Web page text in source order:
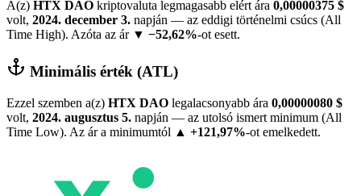
A(z) HTX DAO kriptovaluta legmagasabb elért ára 0,00000375 $
volt, 2024. december 3. napján — az eddigi történelmi csúcs (All
Time High). Azóta az ár ▼ −52,62%-ot esett.
Minimális érték (ATL)
Ezzel szemben a(z) HTX DAO legalacsonyabb ára 0,00000080 $
volt, 2024. augusztus 5. napján — az utolsó ismert minimum (All
Time Low). Az ár a minimumtól ▲ +121,97%-ot emelkedett.